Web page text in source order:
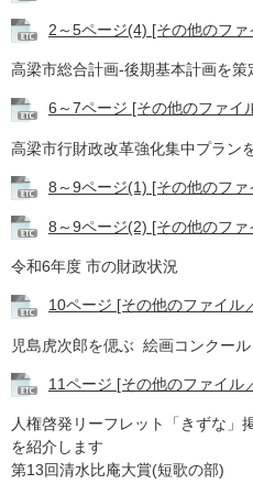
2～5ページ(4) [その他のフ
高梁市総合計画-後期基本計画を策
6～7ページ [その他のファイ
高梁市行財政改革強化集中プラン
8～9ページ(1) [その他のファ
8～9ページ(2) [その他のファ
令和6年度 市の財政状況
10ページ [その他のファイル
児島虎次郎を偲ぶ 絵画コンクール
11ページ​ [その他のファイル
人権啓発リーフレット「きずな」
を紹介します
第13回清水比庵大賞(短歌の部)